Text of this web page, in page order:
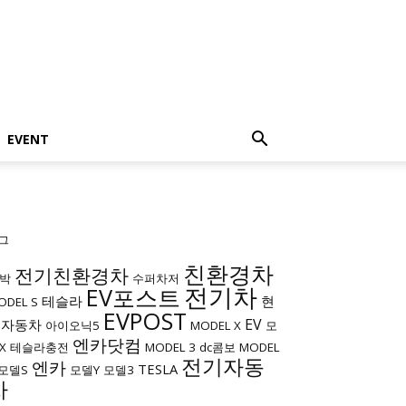
EVENT
전기친환경차 수퍼차저 친환경차
S 테슬라 EV포스트 전기차 현
동차 아이오닉5 EVPOST MODEL X EV 모
테슬라충전 엔카닷컴 MODEL 3 dc콤보 MODEL
델S 엔카 모델Y 모델3 TESLA 전기자동